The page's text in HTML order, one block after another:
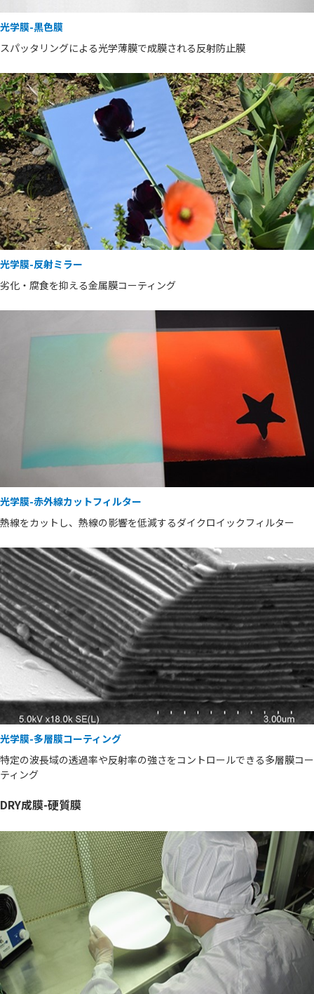
光学膜-黒色膜
スパッタリングによる光学薄膜で成膜される反射防止膜
光学膜-反射ミラー
劣化・腐食を抑える金属膜コーティング
光学膜-赤外線カットフィルター
熱線をカットし、熱線の影響を低減するダイクロイックフィルター
光学膜-多層膜コーティング
特定の波長域の透過率や反射率の強さをコントロールできる多層膜コー
ティング
DRY成膜-硬質膜